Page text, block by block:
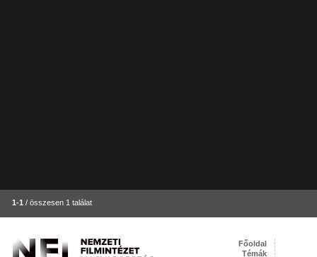
1-1 / összesen 1 találat
Főoldal
Témák